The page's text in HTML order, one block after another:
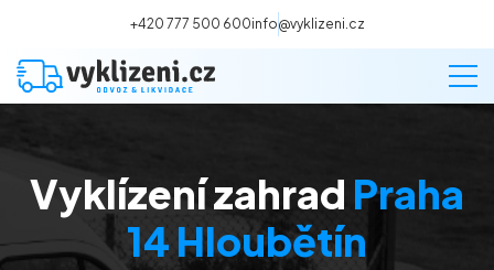
+420 777 500 600info@vyklizeni.cz
Vyklízení
Stěhování
Vyklízení zahrad Praha
14 Hloubětín